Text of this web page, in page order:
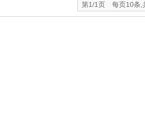
第1/1页 每页10条,